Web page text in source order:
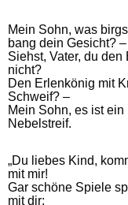
Mein Sohn, was
bang dein Gesicht? –
Siehst, Vater, du den
nicht?
Den Erlenkönig mit
Schweif? –
Mein Sohn, es ist ein
Nebelstreif.
„Du liebes Kind,
mit mir!
Gar schöne Spiele
mit dir;